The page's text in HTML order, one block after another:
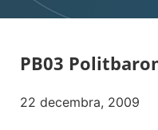
PB03
22 decembra, 2009